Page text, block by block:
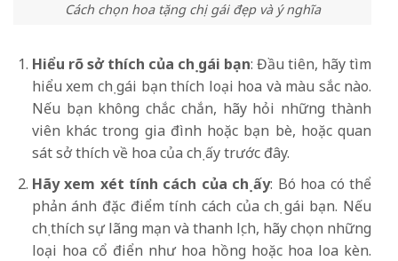
Cách chọn hoa tặng chị gái đẹp và ý nghĩa
Hiểu rõ sở thích của chị gái bạn: Đầu tiên, hãy tìm
hiểu xem chị gái bạn thích loại hoa và màu sắc nào.
Nếu bạn không chắc chắn, hãy hỏi những thành
viên khác trong gia đình hoặc bạn bè, hoặc quan
sát sở thích về hoa của chị ấy trước đây.
Hãy xem xét tính cách của chịấy: Bó hoa có thể
phản ánh đặc điểm tính cách của chị gái bạn. Nếu
chị thích sự lãng mạn và thanh lịch, hãy chọn những
loại hoa cổ điển như hoa hồng hoặc hoa loa kèn.